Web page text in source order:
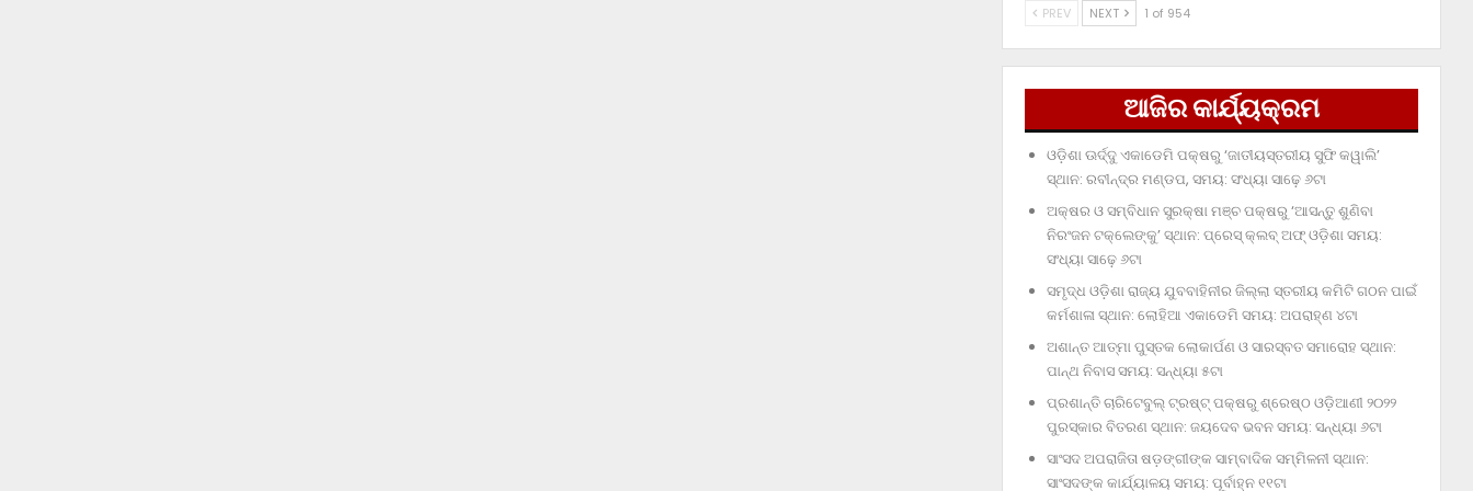
PREV NEXT 1 of 954
ଆଜିର କାର୍ଯ୍ୟକ୍ରମ
ଓଡ଼ିଶା ଊର୍ଦ୍ଦୁ ଏକାଡେମି ପକ୍ଷରୁ ‘ଜାତୀୟସ୍ତରୀୟ ସୁଫି କୱାଲି’
ସ୍ଥାନ: ରବୀନ୍ଦ୍ର ମଣ୍ଡପ, ସମୟ: ସଂଧ୍ୟା ସାଢ଼େ ୬ଟା
ଅକ୍ଷର ଓ ସମ୍ବିଧାନ ସୁରକ୍ଷା ମଞ୍ଚ ପକ୍ଷରୁ ‘ଆସନ୍ତୁ ଶୁଣିବା
ନିରଂଜନ ଟକ୍‌ଲେଙ୍କୁ’ ସ୍ଥାନ: ପ୍ରେସ୍‌ କ୍ଲବ୍‌ ଅଫ୍‌ ଓଡ଼ିଶା ସମୟ:
ସଂଧ୍ୟା ସାଢ଼େ ୬ଟା
ସମୃଦ୍ଧ ଓଡ଼ିଶା ରାଜ୍ୟ ଯୁବବାହିନୀର ଜିଲ୍ଲା ସ୍ତରୀୟ କମିଟି ଗଠନ ପାଇଁ
କର୍ମଶାଳା ସ୍ଥାନ: ଲୋହିଆ ଏକାଡେମି ସମୟ: ଅପରାହ୍‌ଣ ୪ଟା
ଅଶାନ୍ତ ଆତ୍ମା ପୁସ୍ତକ ଲୋକାର୍ପଣ ଓ ସାରସ୍ବତ ସମାରୋହ ସ୍ଥାନ:
ପାନ୍ଥ ନିବାସ ସମୟ: ସନ୍ଧ୍ୟା ୫ଟା
ପ୍ରଶାନ୍ତି ଚାରିଟେବୁଲ୍‌ ଟ୍ରଷ୍ଟ୍‌ ପକ୍ଷରୁ ଶ୍ରେଷ୍ଠ ଓଡ଼ିଆଣୀ ୨୦୨୨
ପୁରସ୍କାର ବିତରଣ ସ୍ଥାନ: ଜୟଦେବ ଭବନ ସମୟ: ସନ୍ଧ୍ୟା ୬ଟା
ସାଂସଦ ଅପରାଜିତା ଷଡ଼ଙ୍ଗୀଙ୍କ ସାମ୍ବାଦିକ ସମ୍ମିଳନୀ ସ୍ଥାନ:
ସାଂସଦଙ୍କ କାର୍ଯ୍ୟାଳୟ ସମୟ: ପୂର୍ବାହ୍ନ ୧୧ଟା